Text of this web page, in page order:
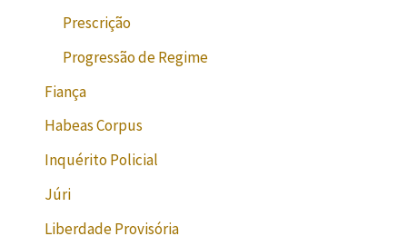
Prescrição
Progressão de Regime
Fiança
Habeas Corpus
Inquérito Policial
Júri
Liberdade Provisória